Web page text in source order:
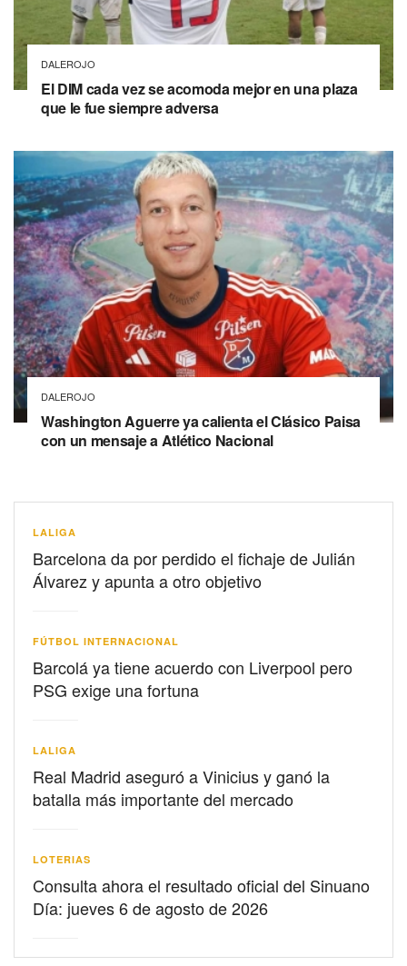
DALEROJO
El DIM cada vez se acomoda mejor en una plaza
que le fue siempre adversa
DALEROJO
Washington Aguerre ya calienta el Clásico Paisa
con un mensaje a Atlético Nacional
LALIGA
Barcelona da por perdido el fichaje de Julián
Álvarez y apunta a otro objetivo
FÚTBOL INTERNACIONAL
Barcolá ya tiene acuerdo con Liverpool pero
PSG exige una fortuna
LALIGA
Real Madrid aseguró a Vinicius y ganó la
batalla más importante del mercado
LOTERIAS
Consulta ahora el resultado oficial del Sinuano
Día: jueves 6 de agosto de 2026